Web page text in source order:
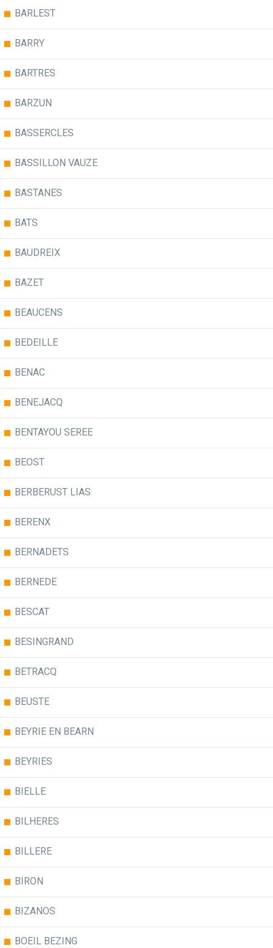
BARLEST
BARRY
BARTRES
BARZUN
BASSERCLES
BASSILLON VAUZE
BASTANES
BATS
BAUDREIX
BAZET
BEAUCENS
BEDEILLE
BENAC
BENEJACQ
BENTAYOU SEREE
BEOST
BERBERUST LIAS
BERENX
BERNADETS
BERNEDE
BESCAT
BESINGRAND
BETRACQ
BEUSTE
BEYRIE EN BEARN
BEYRIES
BIELLE
BILHERES
BILLERE
BIRON
BIZANOS
BOEIL BEZING